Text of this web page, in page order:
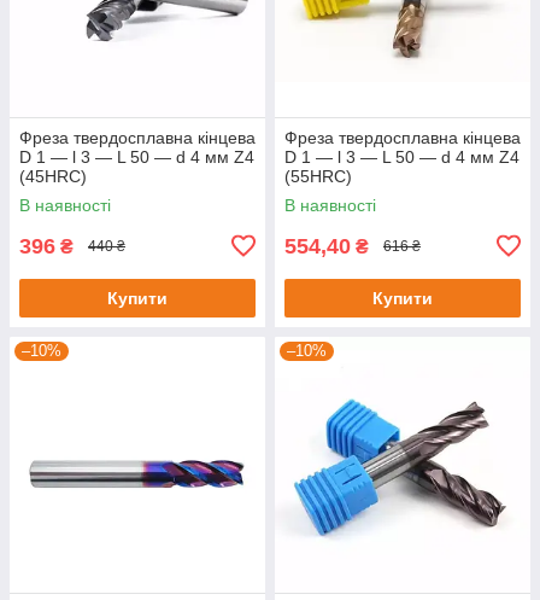
Фреза твердосплавна кінцева
D 1 — l 3 — L 50 — d 4 мм Z4
(45HRC)
В наявності
396 ₴ 440 ₴
Купити
Фреза твердосплавна кінцева
D 1 — l 3 — L 50 — d 4 мм Z4
(55HRC)
В наявності
554,40 ₴ 616 ₴
Купити
–10% –10%